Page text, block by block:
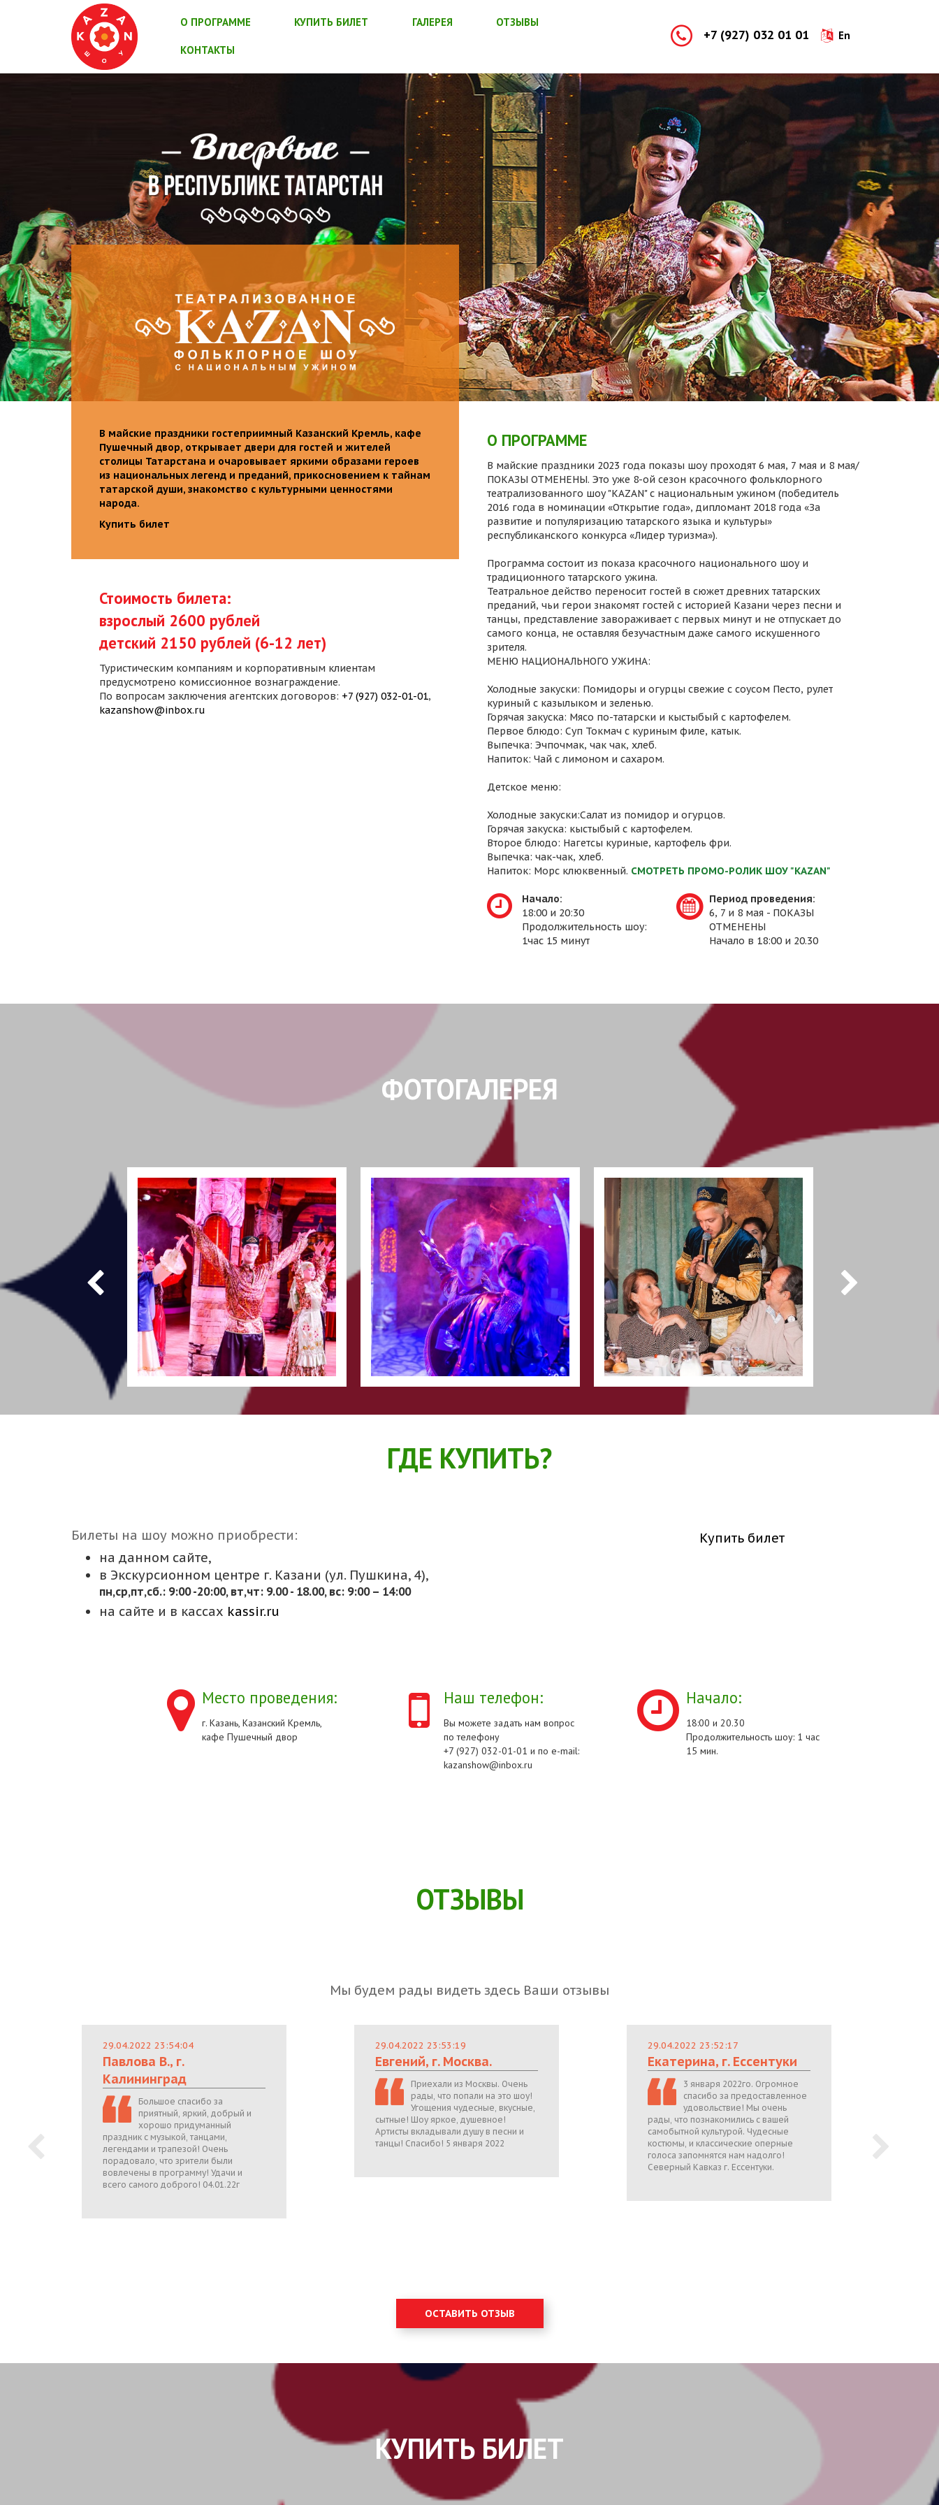
О ПРОГРАММЕ КУПИТЬ БИЛЕТ ГАЛЕРЕЯ ОТЗЫВЫ
КОНТАКТЫ
+7 (927) 032 01 01 En
В майские праздники гостеприимный Казанский Кремль, кафе
Пушечный двор, открывает двери для гостей и жителей
столицы Татарстана и очаровывает яркими образами героев
из национальных легенд и преданий, прикосновением к тайнам
татарской души, знакомство с культурными ценностями
народа.
Купить билет
Стоимость билета:
взрослый 2600 рублей
детский 2150 рублей (6-12 лет)
Туристическим компаниям и корпоративным клиентам
предусмотрено комиссионное вознаграждение.
По вопросам заключения агентских договоров: +7 (927) 032-01-01,
kazanshow@inbox.ru
О ПРОГРАММЕ
В майские праздники 2023 года показы шоу проходят 6 мая, 7 мая и 8 мая/
ПОКАЗЫ ОТМЕНЕНЫ. Это уже 8-ой сезон красочного фольклорного
театрализованного шоу "KAZAN" с национальным ужином (победитель
2016 года в номинации «Открытие года», дипломант 2018 года «За
развитие и популяризацию татарского языка и культуры»
республиканского конкурса «Лидер туризма»).
Программа состоит из показа красочного национального шоу и
традиционного татарского ужина.
Театральное действо переносит гостей в сюжет древних татарских
преданий, чьи герои знакомят гостей с историей Казани через песни и
танцы, представление завораживает с первых минут и не отпускает до
самого конца, не оставляя безучастным даже самого искушенного
зрителя.
МЕНЮ НАЦИОНАЛЬНОГО УЖИНА:
Холодные закуски: Помидоры и огурцы свежие с соусом Песто, рулет
куриный с казылыком и зеленью.
Горячая закуска: Мясо по-татарски и кыстыбый с картофелем.
Первое блюдо: Суп Токмач с куриным филе, катык.
Выпечка: Эчпочмак, чак чак, хлеб.
Напиток: Чай с лимоном и сахаром.
Детское меню:
Холодные закуски:Салат из помидор и огурцов.
Горячая закуска: кыстыбый с картофелем.
Второе блюдо: Нагетсы куриные, картофель фри.
Выпечка: чак-чак, хлеб.
Напиток: Морс клюквенный. СМОТРЕТЬ ПРОМО-РОЛИК ШОУ "KAZAN"
Начало:
18:00 и 20:30
Продолжительность шоу:
1час 15 минут
Период проведения:
6, 7 и 8 мая - ПОКАЗЫ
ОТМЕНЕНЫ
Начало в 18:00 и 20.30
ФОТОГАЛЕРЕЯ
ГДЕ КУПИТЬ?
Билеты на шоу можно приобрести:
на данном сайте,
в Экскурсионном центре г. Казани (ул. Пушкина, 4),
пн,cр,пт,сб.: 9:00 -20:00, вт,чт: 9.00 - 18.00, вс: 9:00 – 14:00
на сайте и в кассах kassir.ru
Купить билет
Место проведения:
г. Казань, Казанский Кремль,
кафе Пушечный двор
Наш телефон:
Вы можете задать нам вопрос
по телефону
+7 (927) 032-01-01 и по e-mail:
kazanshow@inbox.ru
Начало:
18:00 и 20.30
Продолжительность шоу: 1 час
15 мин.
ОТЗЫВЫ
Мы будем рады видеть здесь Ваши отзывы
29.04.2022 23:54:04
Павлова В., г.
Калининград
Большое спасибо за
приятный, яркий, добрый и
хорошо придуманный
праздник с музыкой, танцами,
легендами и трапезой! Очень
порадовало, что зрители были
вовлечены в программу! Удачи и
всего самого доброго! 04.01.22г
29.04.2022 23:53:19
Евгений, г. Москва.
Приехали из Москвы. Очень
рады, что попали на это шоу!
Угощения чудесные, вкусные,
сытные! Шоу яркое, душевное!
Артисты вкладывали душу в песни и
танцы! Спасибо! 5 января 2022
29.04.2022 23:52:17
Екатерина, г. Ессентуки
3 января 2022го. Огромное
спасибо за предоставленное
удовольствие! Мы очень
рады, что познакомились с вашей
самобытной культурой. Чудесные
костюмы, и классические оперные
голоса запомнятся нам надолго!
Северный Кавказ г. Ессентуки.
ОСТАВИТЬ ОТЗЫВ
КУПИТЬ БИЛЕТ